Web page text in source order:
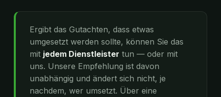
Ergibt das Gutachten, dass etwas
umgesetzt werden sollte, können Sie das
mit jedem Dienstleister tun — oder mit
uns. Unsere Empfehlung ist davon
unabhängig und ändert sich nicht, je
nachdem, wer umsetzt. Über eine